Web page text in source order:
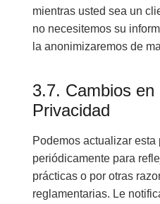
mientras usted sea un
no necesitemos su
la anonimizaremos de
3.7. Cambios
Privacidad
Podemos actualizar
periódicamente para
prácticas o por otras
reglamentarias. Le